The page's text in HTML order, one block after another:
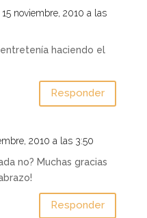
noviembre, 2010 a las
haciendo el
Responder
2010 a las 3:50
no? Muchas gracias
Responder